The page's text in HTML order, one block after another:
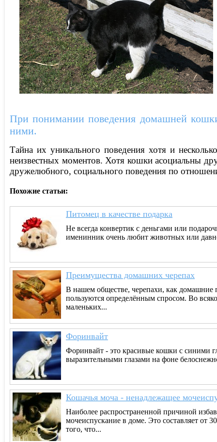
При понимании поведения домашней
ними.
Тайна их уникального поведения хотя и
неизвестных моментов. Хотя кошки асоциальны
дружелюбного, социального поведения по
Похожие статьи:
Питомец в качестве подарка
Не всегда конвертик с деньгами или
именинник очень любит животных или
Преимущества домашних черепах
В нашем обществе, черепахи, как домашние
пользуются определённым спросом. Во
маленьких...
Форинвайт
Форинвайт - это красивые кошки с синими
выразительными глазами на фоне
Кошачья моча - ненадлежащее
Наиболее распространенной причиной
мочеиспускание в доме. Это составляет от
того, что...